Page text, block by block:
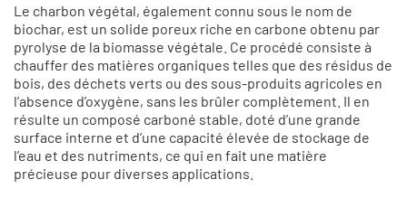
Le charbon végétal, également connu sous le nom de
biochar, est un solide poreux riche en carbone obtenu par
pyrolyse de la biomasse végétale. Ce procédé consiste à
chauffer des matières organiques telles que des résidus de
bois, des déchets verts ou des sous-produits agricoles en
l’absence d’oxygène, sans les brûler complètement. Il en
résulte un composé carboné stable, doté d’une grande
surface interne et d’une capacité élevée de stockage de
l’eau et des nutriments, ce qui en fait une matière
précieuse pour diverses applications.